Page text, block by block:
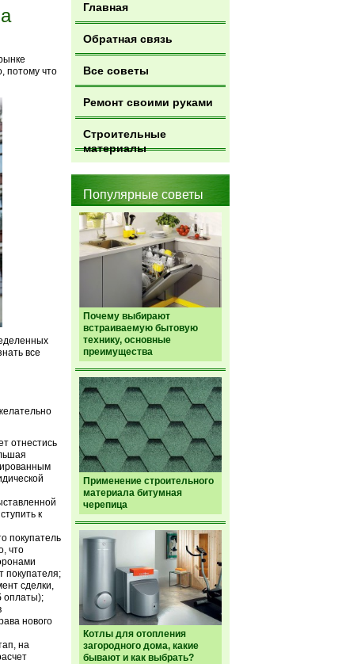
Главная
Обратная связь
Все советы
Ремонт своими руками
Строительные
материалы
Популярные советы
Почему выбирают
встраиваемую бытовую
технику, основные
преимущества
Применение строительного
материала битумная
черепица
Котлы для отопления
загородного дома, какие
бывают и как выбрать?
потому что
все
отнестись
к
покупатель
что
покупателя;
сделки,
оплаты);
нового
на